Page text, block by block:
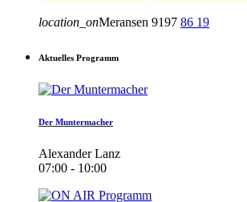
location_onMeransen 9197 86 19
Aktuelles Programm
Der Muntermacher
Alexander Lanz
07:00 - 10:00